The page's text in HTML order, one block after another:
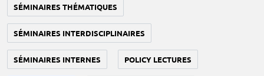
SÉMINAIRES THÉMATIQUES
SÉMINAIRES INTERDISCIPLINAIRES
SÉMINAIRES INTERNES POLICY LECTURES